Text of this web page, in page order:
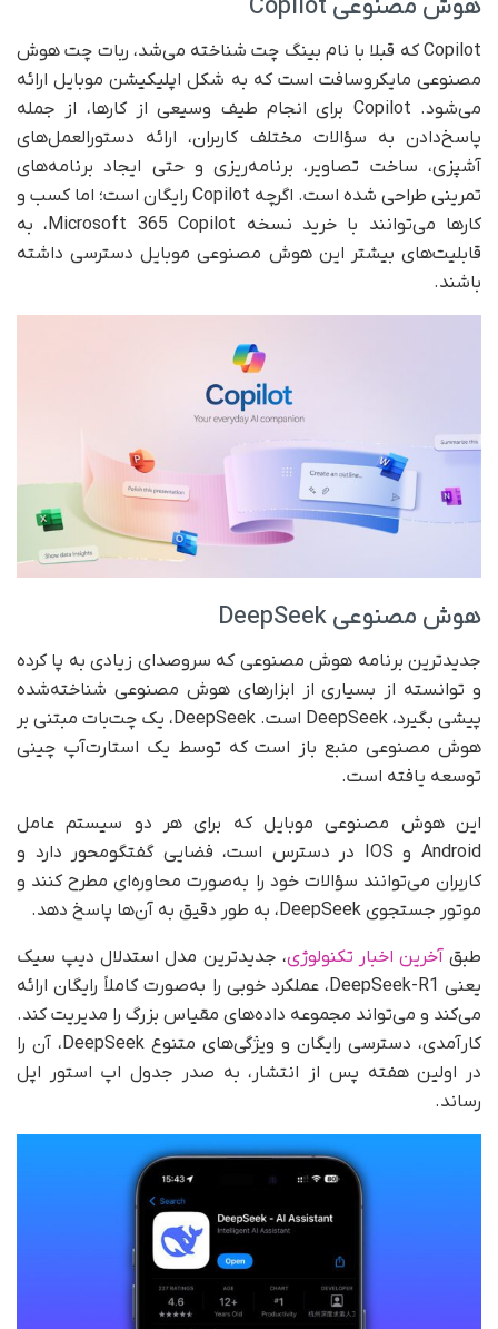
هوش مصنوعی Copilot
Copilot که قبلا با نام بینگ چت شناخته می‌شد، ربات چت هوش
مصنوعی مایکروسافت است که به شکل اپلیکیشن موبایل ارائه
می‌شود. Copilot برای انجام طیف وسیعی از کارها، از جمله
پاسخ‌دادن به سؤالات مختلف کاربران، ارائه دستور‌العمل‌های
آشپزی، ساخت تصاویر، برنامه‌ریزی و حتی ایجاد برنامه‌های
تمرینی طراحی شده است. اگرچه Copilot رایگان است؛ اما کسب و
کارها می‌توانند با خرید نسخه Microsoft 365 Copilot، به
قابلیت‌های بیشتر این هوش مصنوعی موبایل دسترسی داشته
باشند.
هوش مصنوعی DeepSeek
جدید‌ترین برنامه هوش مصنوعی که سر‌و‌صدای زیادی به پا کرده
و توانسته از بسیاری از ابزار‌های هوش مصنوعی شناخته‌شده
پیشی بگیرد، DeepSeek است. DeepSeek، یک چت‌بات مبتنی بر
هوش مصنوعی منبع باز است که توسط یک استارت‌آپ چینی
توسعه یافته است.
این هوش مصنوعی موبایل که برای هر دو سیستم عامل
Android و IOS در دسترس است، فضایی گفتگو‌محور دارد و
کاربران می‌توانند سؤالات خود را به‌صورت محاوره‌ای مطرح کنند و
موتور جستجوی DeepSeek، به‌ طور دقیق به آن‌ها پاسخ دهد.
طبقآخرین اخبار تکنولوژی، جدید‌ترین مدل استدلال دیپ سیک
یعنی DeepSeek-R1، عملکرد خوبی را به‌صورت کاملاً رایگان ارائه
می‌کند و می‌تواند مجموعه داده‌های مقیاس بزرگ را مدیریت کند.
کارآمدی، دسترسی رایگان و ویژگی‌های متنوع DeepSeek، آن را
در اولین هفته پس از انتشار، به صدر جدول اپ استور اپل
رساند.